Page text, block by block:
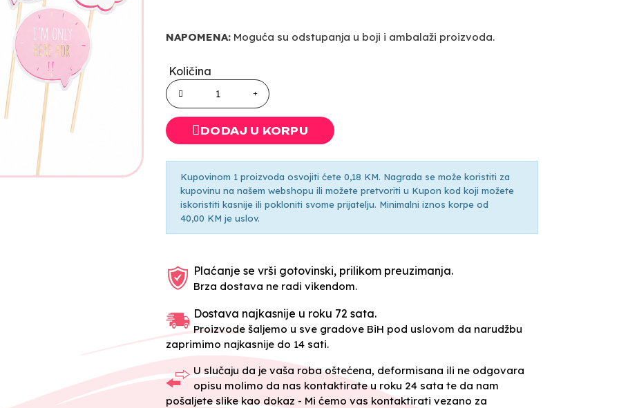
NAPOMENA: Moguća su odstupanja u boji i ambalaži proizvoda.
Količina
DODAJ U KORPU
Kupovinom 1 proizvoda osvojiti ćete 0,18 KM. Nagrada se može koristiti za
kupovinu na našem webshopu ili možete pretvoriti u Kupon kod koji možete
iskoristiti kasnije ili pokloniti svome prijatelju. Minimalni iznos korpe od
40,00 KM je uslov.
Plaćanje se vrši gotovinski, prilikom preuzimanja.
Brza dostava ne radi vikendom.
Dostava najkasnije u roku 72 sata.
Proizvode šaljemo u sve gradove BiH pod uslovom da narudžbu
zaprimimo najkasnije do 14 sati.
U slučaju da je vaša roba oštećena, deformisana ili ne odgovara
opisu molimo da nas kontaktirate u roku 24 sata te da nam
pošaljete slike kao dokaz - Mi ćemo vas kontaktirati vezano za